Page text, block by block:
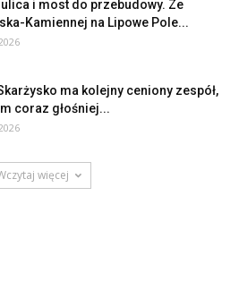
ulica i most do przebudowy. Ze
Kamiennej na Lipowe Pole...
ma kolejny ceniony zespół,
coraz głośniej...
więcej